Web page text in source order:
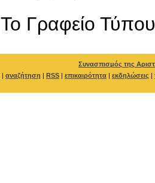
To Γραφείο Τύπου
Συνασπισμός της
| αναζήτηση | RSS | επικαιρότητα | εκδηλώσεις |